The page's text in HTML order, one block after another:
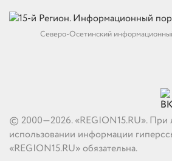
Северо-Осетинский
© 2000—2026. «REGION15.RU».
использовании информации
«REGION15.RU» обязательна.